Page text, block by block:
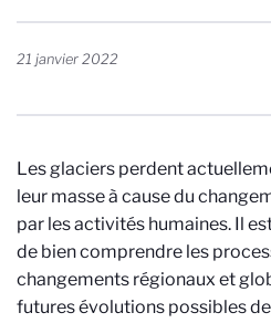
21 janvier 2022
Les glaciers perdent
leur masse à cause du
par les activités humaines. Il
de bien comprendre les
changements régionaux et
futures évolutions possibles